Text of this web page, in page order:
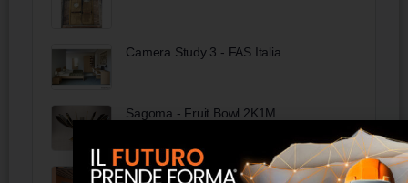
Camera Study 3 - FAS Italia
Sagoma - Fruit Bowl 2K1M
Pergola R128 pergotesa BT Group